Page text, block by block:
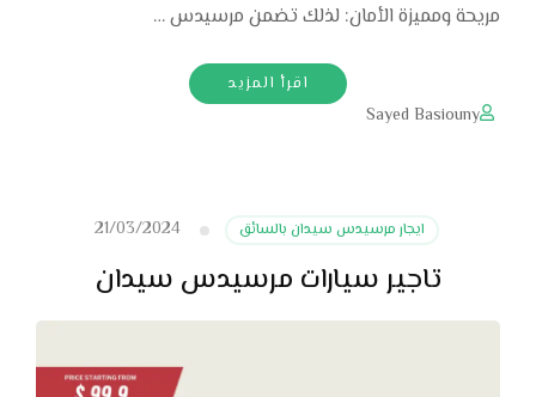
مريحة ومميزة الأمان: لذلك تضمن مرسيدس …
اقرأ المزيد
Sayed Basiouny
ايجار مرسيدس سيدان بالسائق 21/03/2024
تاجير سيارات مرسيدس سيدان